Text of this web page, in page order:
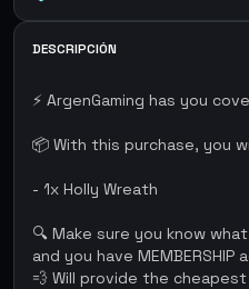
DESCRIPCIÓN
⚡ ArgenGaming has you
📦 With this purchase, you
- 1x Holly Wreath
🔍 Make sure you know
and you have MEMBERSHIP
💨 Will provide the